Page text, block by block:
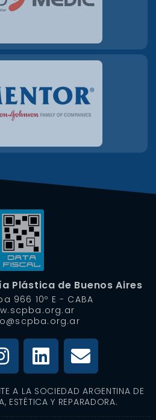
Plástica de Buenos Aires
966 10º E - CABA
A LA SOCIEDAD ARGENTINA DE
ESTÉTICA Y REPARADORA.